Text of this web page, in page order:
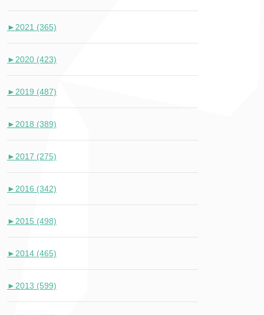
► 2021 (365)
► 2020 (423)
► 2019 (487)
► 2018 (389)
► 2017 (275)
► 2016 (342)
► 2015 (498)
► 2014 (465)
► 2013 (599)